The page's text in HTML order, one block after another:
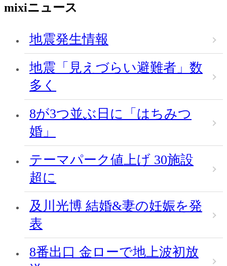
mixiニュース
地震発生情報
地震「見えづらい避難者」数
多く
8が3つ並ぶ日に「はちみつ
婚」
テーマパーク値上げ 30施設
超に
及川光博 結婚&妻の妊娠を発
表
8番出口 金ローで地上波初放